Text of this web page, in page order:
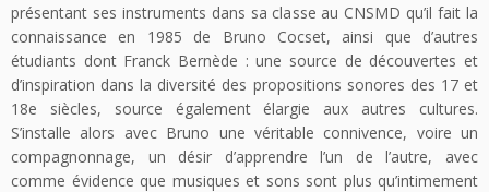
présentant ses instruments dans sa classe au CNSMD qu’il fait la
connaissance en 1985 de Bruno Cocset, ainsi que d’autres
étudiants dont Franck Bernède : une source de découvertes et
d’inspiration dans la diversité des propositions sonores des 17 et
18e siècles, source également élargie aux autres cultures.
S’installe alors avec Bruno une véritable connivence, voire un
compagnonnage, un désir d’apprendre l’un de l’autre, avec
comme évidence que musiques et sons sont plus qu’intimement